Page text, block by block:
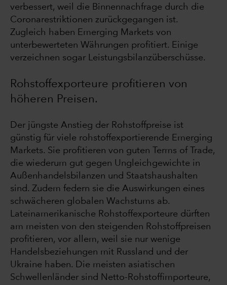
verbessert, weil die Binnennachfrage durch die
Coronarestriktionen zurückgegangen ist.
Zugleich haben Emerging Markets von
unterbewerteten Währungen profitiert. Einige
verzeichnen sogar Leistungsbilanzüberschüsse.
Rohstoffexporteure profitieren von
höheren Preisen.
Der jüngste Anstieg der Rohstoffpreise ist
günstig für viele rohstoffexportierende Emerging
Markets. Sie profitieren von guten Terms of Trade,
die wiederum gut gegen Ungleichgewichte in
Außenhandelsbilanzen und Staatshaushalten
sind. Zudem federn sie die Auswirkungen eines
schwächeren globalen Wachstums ab.
Lateinamerikanische Rohstoffexporteure dürften
am meisten von den steigenden Rohstoffpreisen
profitieren, vor allem, weil sie nur wenige
Handelsbeziehungen mit Russland und der
Ukraine haben. Die meisten asiatischen
Schwellenländer sind Netto-Rohstoffimporteure,